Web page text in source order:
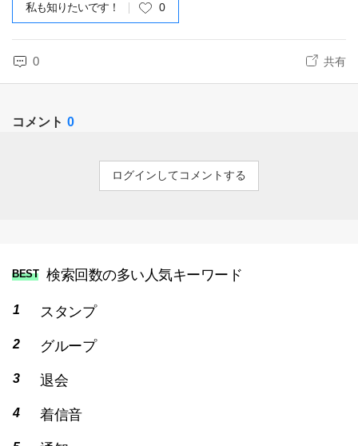
私も知りたいです！ 0
0 共有
コメント 0
ログインしてコメントする
BEST 検索回数の多い人気キーワード
スタンプ
グループ
退会
着信音